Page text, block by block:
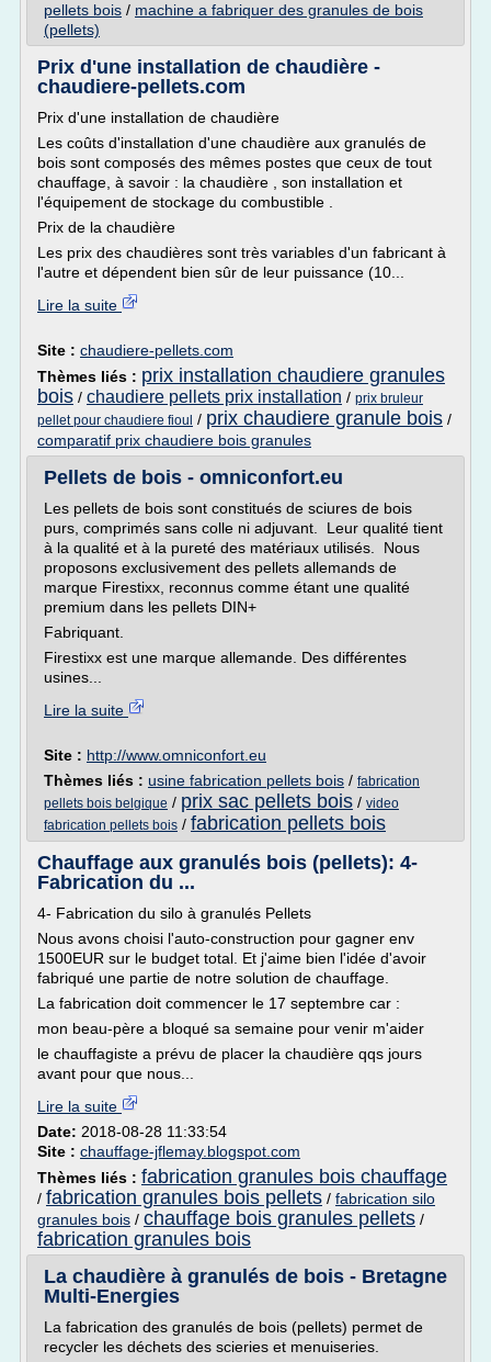
pellets bois / machine a fabriquer des granules de bois
(pellets)
Prix d'une installation de chaudière -
chaudiere-pellets.com
Prix d'une installation de chaudière
Les coûts d'installation d'une chaudière aux granulés de
bois sont composés des mêmes postes que ceux de tout
chauffage, à savoir : la chaudière , son installation et
l'équipement de stockage du combustible .
Prix de la chaudière
Les prix des chaudières sont très variables d'un fabricant à
l'autre et dépendent bien sûr de leur puissance (10...
Lire la suite
Site : chaudiere-pellets.com
Thèmes liés : prix installation chaudiere granules
bois / chaudiere pellets prix installation / prix bruleur
pellet pour chaudiere fioul / prix chaudiere granule bois /
comparatif prix chaudiere bois granules
Pellets de bois - omniconfort.eu
Les pellets de bois sont constitués de sciures de bois
purs, comprimés sans colle ni adjuvant. Leur qualité tient
à la qualité et à la pureté des matériaux utilisés. Nous
proposons exclusivement des pellets allemands de
marque Firestixx, reconnus comme étant une qualité
premium dans les pellets DIN+
Fabriquant.
Firestixx est une marque allemande. Des différentes
usines...
Lire la suite
Site : http://www.omniconfort.eu
Thèmes liés : usine fabrication pellets bois / fabrication
pellets bois belgique / prix sac pellets bois / video
fabrication pellets bois / fabrication pellets bois
Chauffage aux granulés bois (pellets): 4-
Fabrication du ...
4- Fabrication du silo à granulés Pellets
Nous avons choisi l'auto-construction pour gagner env
1500EUR sur le budget total. Et j'aime bien l'idée d'avoir
fabriqué une partie de notre solution de chauffage.
La fabrication doit commencer le 17 septembre car :
mon beau-père a bloqué sa semaine pour venir m'aider
le chauffagiste a prévu de placer la chaudière qqs jours
avant pour que nous...
Lire la suite
Date: 2018-08-28 11:33:54
Site : chauffage-jflemay.blogspot.com
Thèmes liés : fabrication granules bois chauffage
/ fabrication granules bois pellets / fabrication silo
granules bois / chauffage bois granules pellets /
fabrication granules bois
La chaudière à granulés de bois - Bretagne
Multi-Energies
La fabrication des granulés de bois (pellets) permet de
recycler les déchets des scieries et menuiseries.